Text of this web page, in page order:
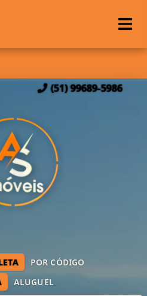
(51) 99689-5986
ALUGUEL
POR CÓDIGO